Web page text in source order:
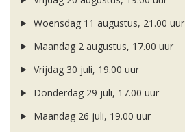
Woensdag 11 augustus, 21.00 uur
Maandag 2 augustus, 17.00 uur
Vrijdag 30 juli, 19.00 uur
Donderdag 29 juli, 17.00 uur
Maandag 26 juli, 19.00 uur